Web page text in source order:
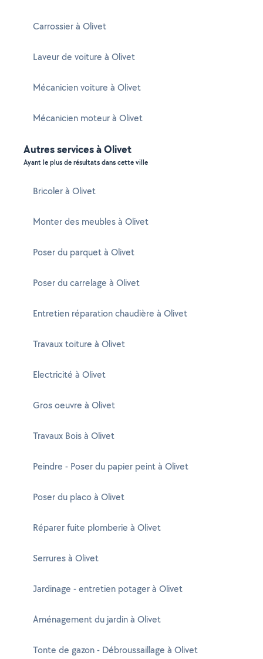
Carrossier à Olivet
Laveur de voiture à Olivet
Mécanicien voiture à Olivet
Mécanicien moteur à Olivet
Autres services à Olivet
Ayant le plus de résultats dans cette ville
Bricoler à Olivet
Monter des meubles à Olivet
Poser du parquet à Olivet
Poser du carrelage à Olivet
Entretien réparation chaudière à Olivet
Travaux toiture à Olivet
Electricité à Olivet
Gros oeuvre à Olivet
Travaux Bois à Olivet
Peindre - Poser du papier peint à Olivet
Poser du placo à Olivet
Réparer fuite plomberie à Olivet
Serrures à Olivet
Jardinage - entretien potager à Olivet
Aménagement du jardin à Olivet
Tonte de gazon - Débroussaillage à Olivet